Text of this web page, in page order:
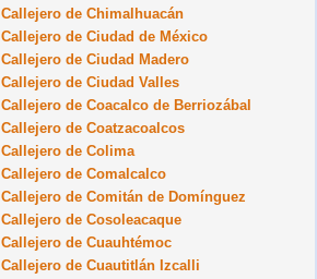
Callejero de Chimalhuacán
Callejero de Ciudad de México
Callejero de Ciudad Madero
Callejero de Ciudad Valles
Callejero de Coacalco de Berriozábal
Callejero de Coatzacoalcos
Callejero de Colima
Callejero de Comalcalco
Callejero de Comitán de Domínguez
Callejero de Cosoleacaque
Callejero de Cuauhtémoc
Callejero de Cuautitlán Izcalli